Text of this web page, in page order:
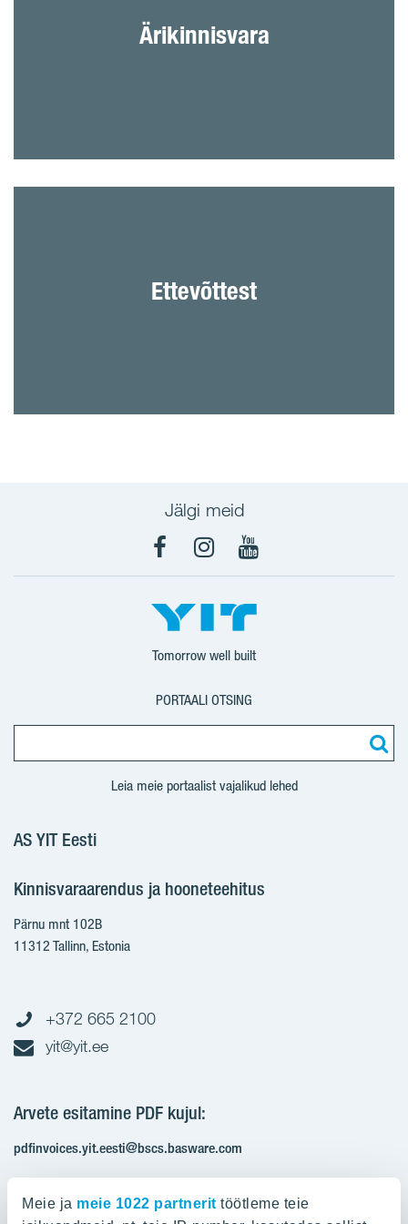
Meie ja meie 1022 partnerit töötleme teie
Ärikinnisvara
Loome töökeskkondi, mis toetavad kiiresti arenevat
Ettevõttest
kuulub Soome suurimasse ehitusteenuseid
Jälgi meid
FacebookInstagram
YouTube
Tomorrow well built
PORTAALI OTSING
Leia meie portaalist vajalikud lehed
AS YIT Eesti
Kinnisvaraarendus ja hooneteehitus
Pärnu mnt 102B
11312 Tallinn, Estonia
+372 665 2100
yit@yit.ee
Arvete esitamine PDF kujul:
pdfinvoices.yit.eesti@bscs.basware.com
KMKR: EE100210897